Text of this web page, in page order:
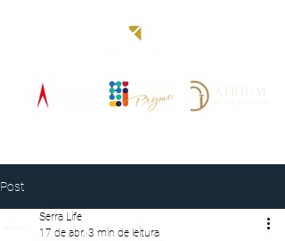
Post
Serra Life
17 de abr. 3 min de leitura